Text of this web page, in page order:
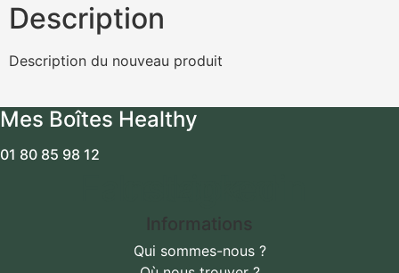
Description
Description du nouveau produit
Mes Boîtes Healthy
01 80 85 98 12
Informations
Qui sommes-nous ?